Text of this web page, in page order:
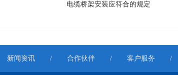
电缆桥架安装应符合的规定
新闻资讯 / 合作伙伴 / 客户服务 /